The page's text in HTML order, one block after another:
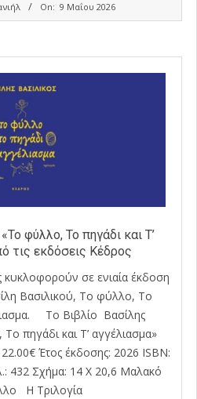
On: 9 Μαΐου 2026
φύλλο, Το πηγάδι και Τ’
τις εκδόσεις Κέδρος
κυκλοφορούν σε ενιαία έκδοση
Βασιλικού, Το φύλλο, Το
Το Βιβλίο Βασίλης
πηγάδι και Τ’ αγγέλιασμα»
Έτος έκδοσης: 2026 ISBN:
432 Σχήμα: 14 Χ 20,6 Μαλακό
Η Τριλογία